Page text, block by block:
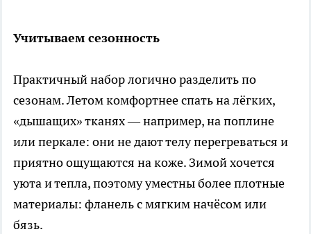
Учитываем сезонность
Практичный набор логично разделить по
сезонам. Летом комфортнее спать на лёгких,
«дышащих» тканях — например, на поплине
или перкале: они не дают телу перегреваться и
приятно ощущаются на коже. Зимой хочется
уюта и тепла, поэтому уместны более плотные
материалы: фланель с мягким начёсом или
бязь.